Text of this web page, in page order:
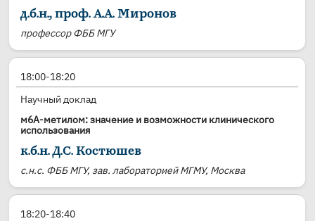
д.б.н., проф. А.А. Миронов
профессор ФББ МГУ
18:00-18:20
Научный доклад
м6А-метилом: значение и возможности клинического
использования
к.б.н. Д.С. Костюшев
с.н.с. ФББ МГУ, зав. лабораторией МГМУ, Москва
18:20-18:40